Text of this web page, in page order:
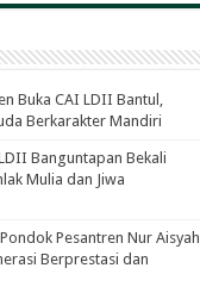
Buka CAI LDII Bantul,
Berkarakter Mandiri
Banguntapan Bekali
Mulia dan Jiwa
Pesantren Nur Aisyah
Berprestasi dan